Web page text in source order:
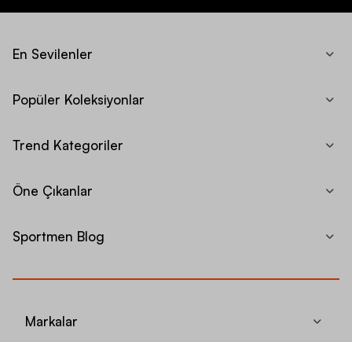
En Sevilenler
Popüler Koleksiyonlar
Trend Kategoriler
Öne Çıkanlar
Sportmen Blog
Markalar